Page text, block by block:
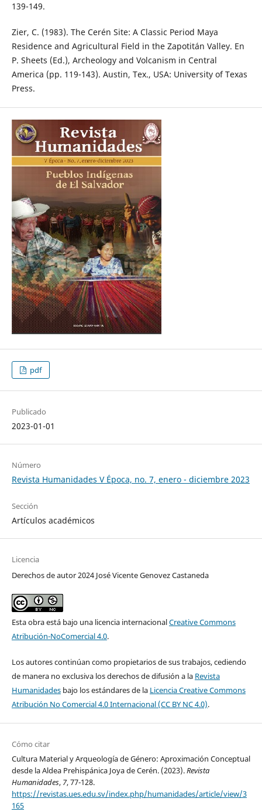
139-149.
Zier, C. (1983). The Cerén Site: A Classic Period Maya
Residence and Agricultural Field in the Zapotitán Valley. En
P. Sheets (Ed.), Archeology and Volcanism in Central
America (pp. 119-143). Austin, Tex., USA: University of Texas
Press.
pdf
Publicado
2023-01-01
Número
Revista Humanidades V Época, no. 7, enero - diciembre 2023
Sección
Artículos académicos
Licencia
Derechos de autor 2024 José Vicente Genovez Castaneda
Esta obra está bajo una licencia internacionalCreative Commons
Atribución-NoComercial 4.0.
Los autores continúan como propietarios de sus trabajos, cediendo
de manera no exclusiva los derechos de difusión a la Revista
Humanidadesbajo los estándares de la Licencia Creative Commons
Atribución No Comercial 4.0 Internacional (CC BY NC 4.0).
Cómo citar
Cultura Material y Arqueología de Género: Aproximación Conceptual
desde la Aldea Prehispánica Joya de Cerén. (2023).Revista
Humanidades, 7, 77-128.
https://revistas.ues.edu.sv/index.php/humanidades/article/view/3
165